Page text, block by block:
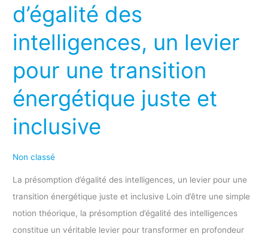
d’égalité des
intelligences, un levier
pour une transition
énergétique juste et
inclusive
Non classé
La présomption d’égalité des intelligences, un levier pour une
transition énergétique juste et inclusive Loin d’être une simple
notion théorique, la présomption d’égalité des intelligences
constitue un véritable levier pour transformer en profondeur
intelligences,
un
levier
pour
une
transition
énergétique
juste
et